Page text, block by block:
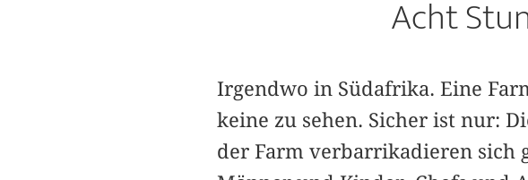
Acht
Irgendwo in Südafrika. Eine
keine zu sehen. Sicher ist nur:
der Farm verbarrikadieren sich